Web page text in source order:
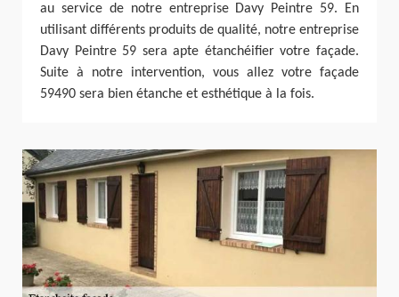
au service de notre entreprise Davy Peintre 59. En
utilisant différents produits de qualité, notre entreprise
Davy Peintre 59 sera apte étanchéifier votre façade.
Suite à notre intervention, vous allez votre façade
59490 sera bien étanche et esthétique à la fois.